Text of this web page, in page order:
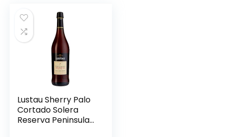
Lustau Sherry Palo
Cortado Solera
Reserva Peninsula